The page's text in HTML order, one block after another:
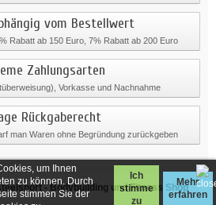
um Ihnen
zu können. Durch
stimmen Sie der
Ich
stimme
zu
Mehr
erfahren
vom Bestellwert
Rabatt ab 150 Euro, 7% Rabatt ab 200 Euro
Zahlungsarten
Vorkasse und Nachnahme
Rückgaberecht
man Waren ohne Begründung zurückgeben
- Bodybuilding und Fitness Shop